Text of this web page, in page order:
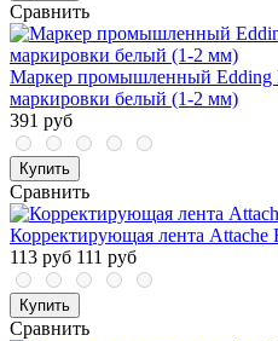
Сравнить
Маркер промышленный Edding
маркировки белый (1-2 мм)
391 руб
Купить
Сравнить
Корректирующая лента
113 руб 111 руб
Купить
Сравнить